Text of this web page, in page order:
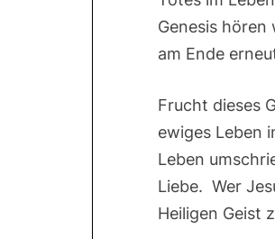
Genesis
am Ende
Frucht dieses
ewiges Leben
Leben
Liebe. Wer
Heiligen Geist